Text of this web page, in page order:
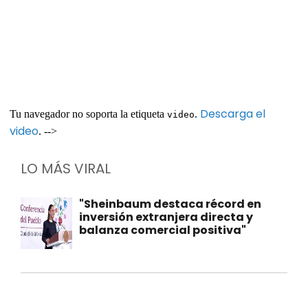
Tu navegador no soporta la etiqueta video. Descarga el
video. -->
LO MÁS VIRAL
"Sheinbaum destaca récord en
inversión extranjera directa y
balanza comercial positiva"